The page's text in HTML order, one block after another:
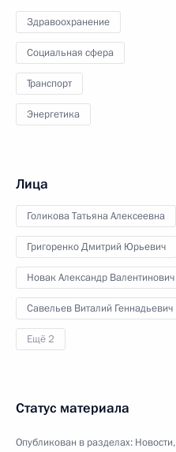
Здравоохранение
Социальная сфера
Транспорт
Энергетика
Лица
Голикова Татьяна Алексеевна
Григоренко Дмитрий Юрьевич
Новак Александр Валентинович
Савельев Виталий Геннадьевич
Ещё 2
Статус материала
Опубликован в разделах: Новости,